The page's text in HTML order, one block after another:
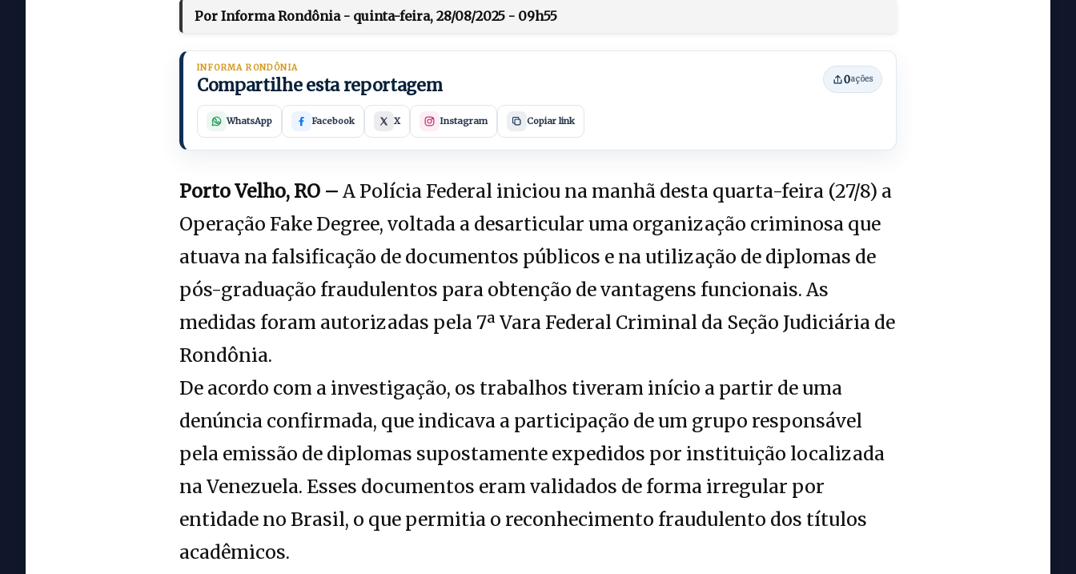
Por Informa Rondônia - quinta-feira, 28/08/2025 - 09h55
INFORMA RONDÔNIA
Compartilhe esta reportagem 0ações
WhatsApp Facebook X Instagram Copiar link
Porto Velho, RO – A Polícia Federal iniciou na manhã desta quarta-feira (27/8) a
Operação Fake Degree, voltada a desarticular uma organização criminosa que
atuava na falsificação de documentos públicos e na utilização de diplomas de
pós-graduação fraudulentos para obtenção de vantagens funcionais. As
medidas foram autorizadas pela 7ª Vara Federal Criminal da Seção Judiciária de
Rondônia.
De acordo com a investigação, os trabalhos tiveram início a partir de uma
denúncia confirmada, que indicava a participação de um grupo responsável
pela emissão de diplomas supostamente expedidos por instituição localizada
na Venezuela. Esses documentos eram validados de forma irregular por
entidade no Brasil, o que permitia o reconhecimento fraudulento dos títulos
acadêmicos.